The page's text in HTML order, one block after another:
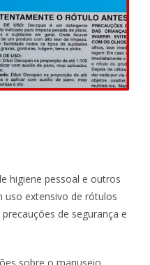
higiene pessoal e outros
extensivo de rótulos
de segurança e